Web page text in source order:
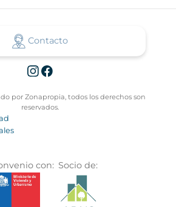
Contacto
por Zonapropia, todos los derechos son
reservados.
con: Socio de: